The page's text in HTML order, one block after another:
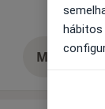
Mostrar
hábitos